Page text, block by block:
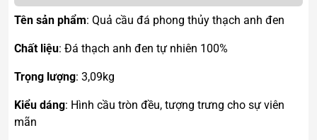
Tên sản phẩm: Quả cầu đá phong thủy thạch anh đen
Chất liệu: Đá thạch anh đen tự nhiên 100%
Trọng lượng: 3,09kg
Kiểu dáng: Hình cầu tròn đều, tượng trưng cho sự viên
mãn